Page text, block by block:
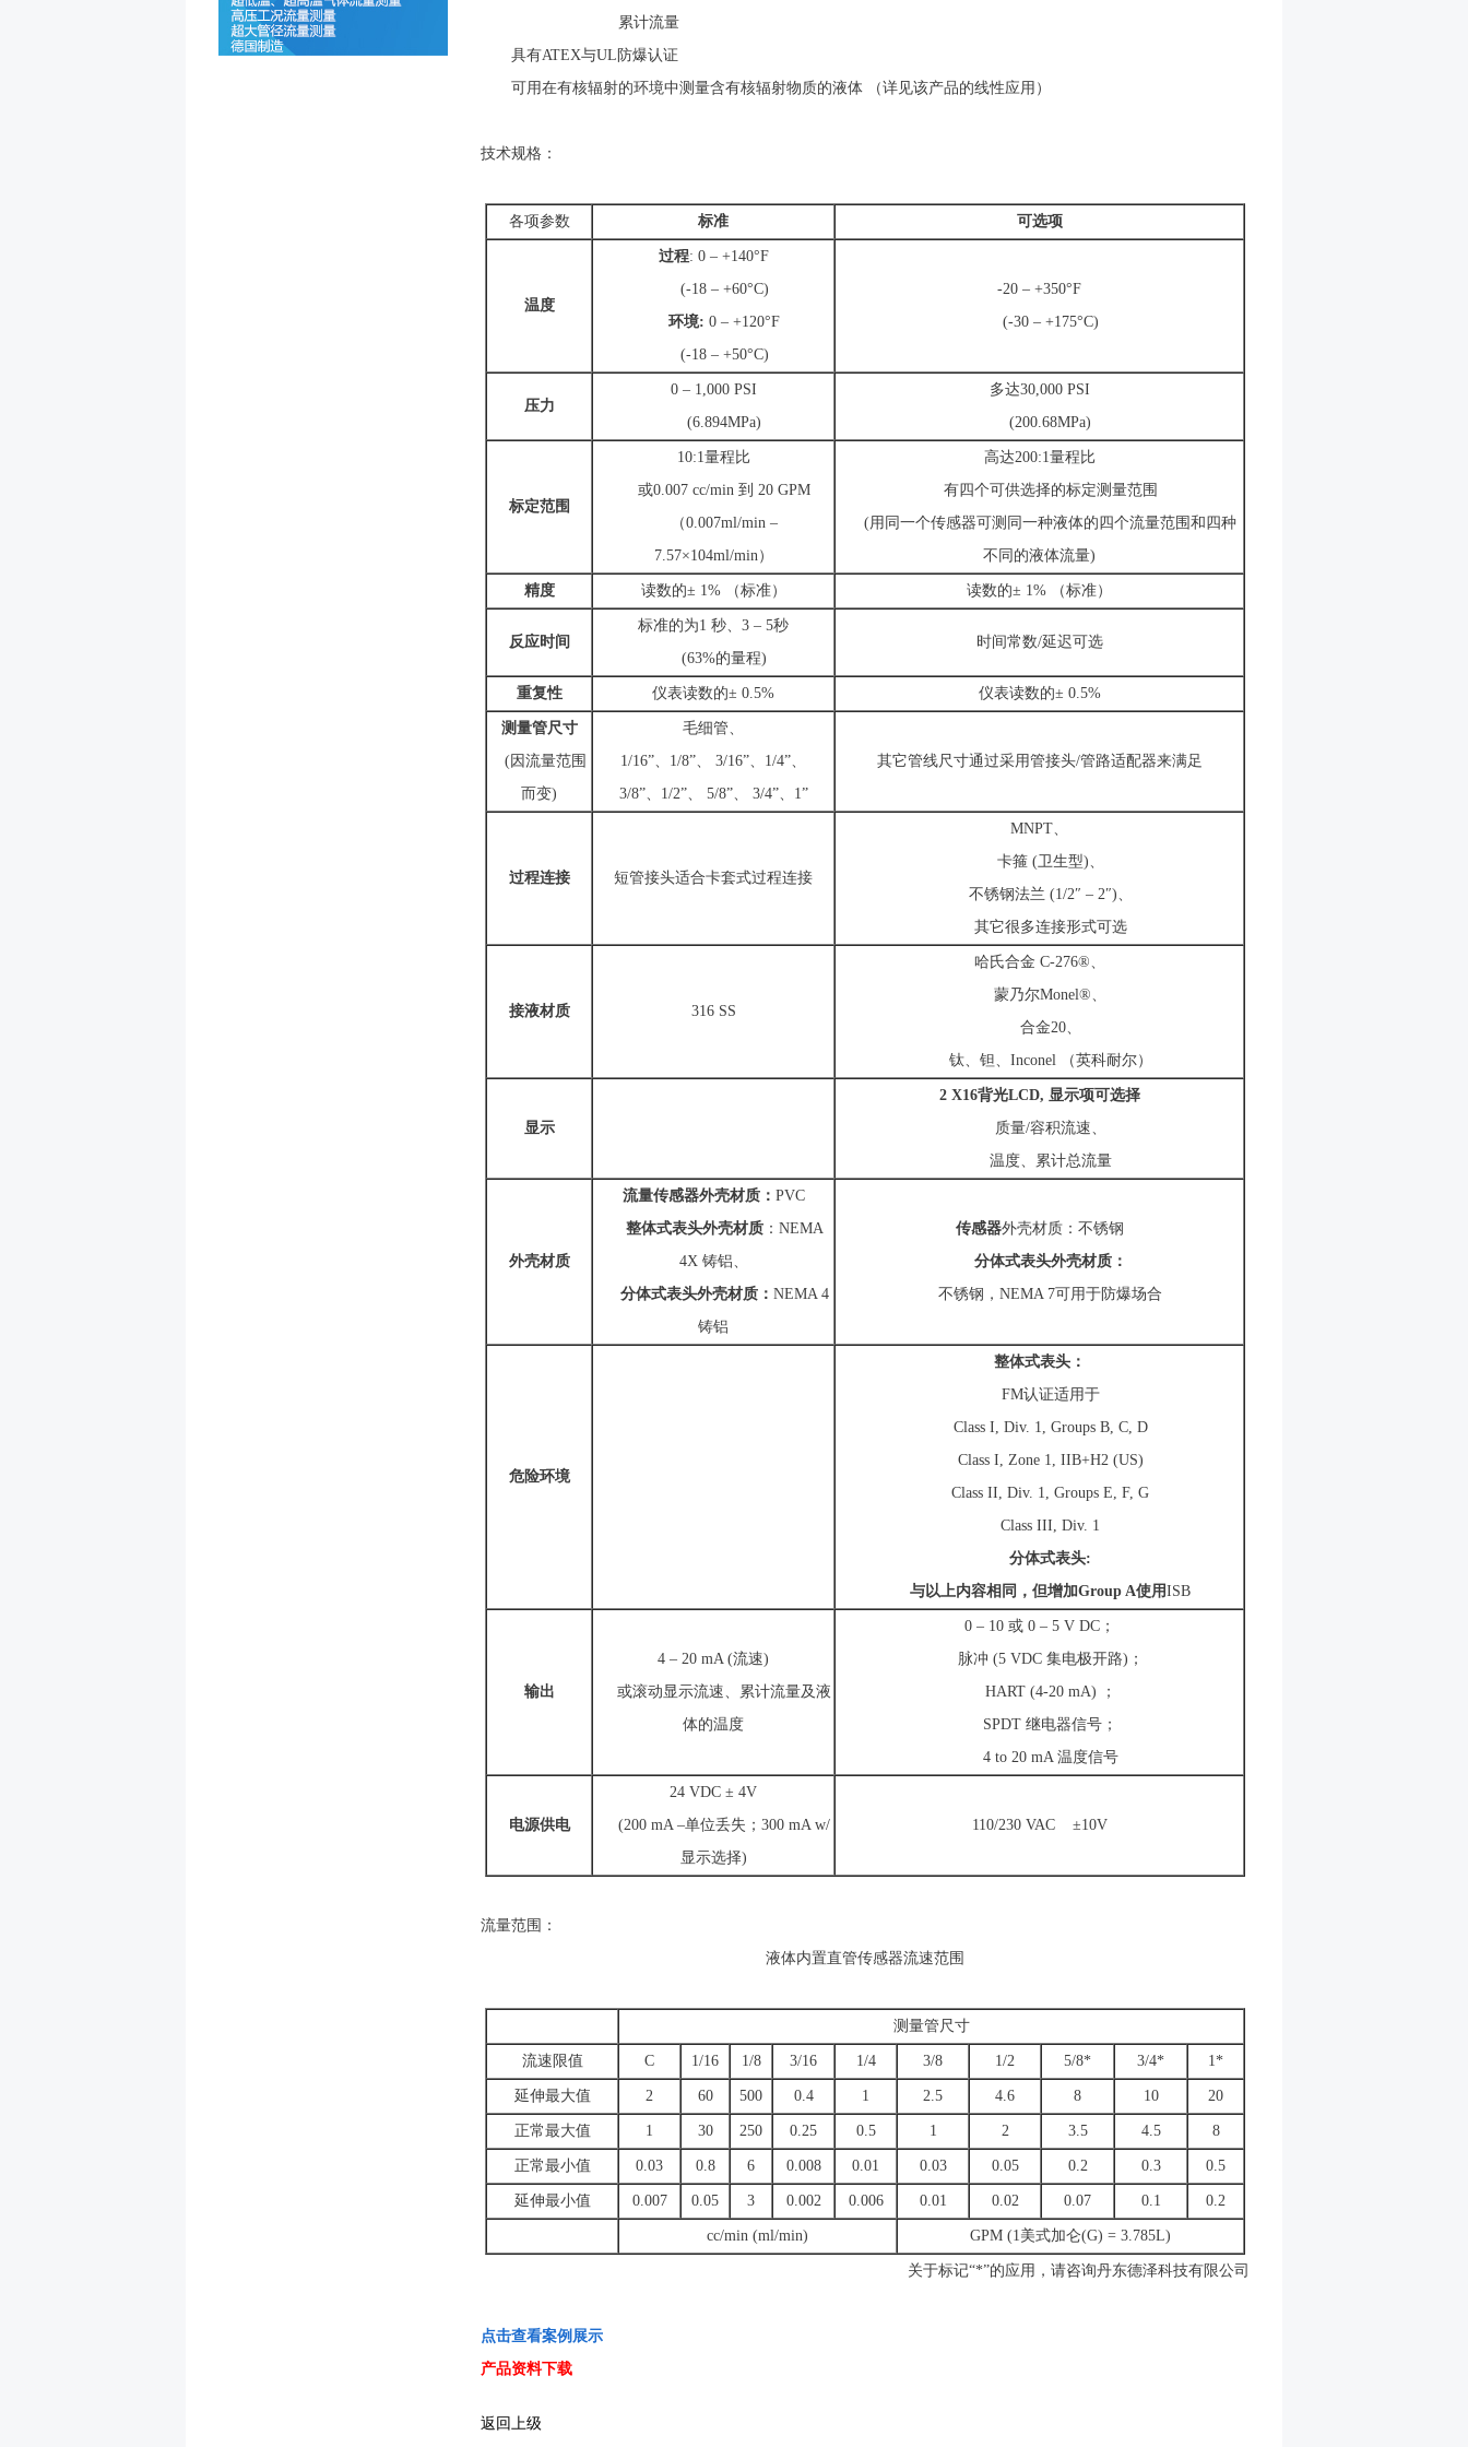
累计流量
具有ATEX与UL防爆认证
可用在有核辐射的环境中测量含有核辐射物质的液体 （详见该产品的线性应用）
技术规格：
各项参数 标准 可选项
温度
过程: 0 – +140°F
(-18 – +60°C)
环境: 0 – +120°F
(-18 – +50°C)
-20 – +350°F
(-30 – +175°C)
压力
0 – 1,000 PSI
(6.894MPa)
多达30,000 PSI
(200.68MPa)
标定范围
10:1量程比
或0.007 cc/min 到 20 GPM
（0.007ml/min –
7.57×104ml/min）
高达200:1量程比
有四个可供选择的标定测量范围
(用同一个传感器可测同一种液体的四个流量范围和四种
不同的液体流量)
精度 读数的± 1% （标准） 读数的± 1% （标准）
反应时间
标准的为1 秒、3 – 5秒
(63%的量程)
时间常数/延迟可选
重复性 仪表读数的± 0.5% 仪表读数的± 0.5%
测量管尺寸
(因流量范围
而变)
毛细管、
1/16”、1/8”、 3/16”、1/4”、
3/8”、1/2”、 5/8”、 3/4”、1”
其它管线尺寸通过采用管接头/管路适配器来满足
过程连接 短管接头适合卡套式过程连接
MNPT、
卡箍 (卫生型)、
不锈钢法兰 (1/2″ – 2″)、
其它很多连接形式可选
接液材质 316 SS
哈氏合金 C-276®、
蒙乃尔Monel®、
合金20、
钛、钽、Inconel （英科耐尔）
显示
2 X16背光LCD, 显示项可选择
质量/容积流速、
温度、累计总流量
外壳材质
流量传感器外壳材质： PVC
整体式表头外壳材质：NEMA
4X 铸铝、
分体式表头外壳材质： NEMA 4
铸铝
传感器外壳材质：不锈钢
分体式表头外壳材质：
不锈钢，NEMA 7可用于防爆场合
危险环境
整体式表头：
FM认证适用于
Class I, Div. 1, Groups B, C, D
Class I, Zone 1, IIB+H2 (US)
Class II, Div. 1, Groups E, F, G
Class III, Div. 1
分体式表头:
与以上内容相同，但增加Group A使用ISB
输出
4 – 20 mA (流速)
或滚动显示流速、累计流量及液
体的温度
0 – 10 或 0 – 5 V DC；
脉冲 (5 VDC 集电极开路)；
HART (4-20 mA) ；
SPDT 继电器信号；
4 to 20 mA 温度信号
电源供电
24 VDC ± 4V
(200 mA –单位丢失；300 mA w/
显示选择)
110/230 VAC ±10V
流量范围：
液体内置直管传感器流速范围
测量管尺寸
流速限值 C 1/16 1/8 3/16 1/4 3/8 1/2 5/8* 3/4* 1*
延伸最大值 2 60 500 0.4 1 2.5 4.6 8 10 20
正常最大值 1 30 250 0.25 0.5 1 2 3.5 4.5 8
正常最小值 0.03 0.8 6 0.008 0.01 0.03 0.05 0.2 0.3 0.5
延伸最小值 0.007 0.05 3 0.002 0.006 0.01 0.02 0.07 0.1 0.2
cc/min (ml/min) GPM (1美式加仑(G) = 3.785L)
关于标记“*”的应用，请咨询丹东德泽科技有限公司
点击查看案例展示
产品资料下载
返回上级